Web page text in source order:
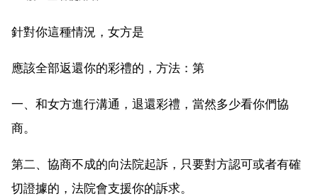
針對你這種情況，女方是
應該全部返還你的彩禮的，方法：第
一、和女方進行溝通，退還彩禮，當然多少看你們協
商。
第二、協商不成的向法院起訴，只要對方認可或者有確
切證據的，法院會支援你的訴求。